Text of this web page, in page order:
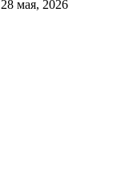
28 мая, 2026